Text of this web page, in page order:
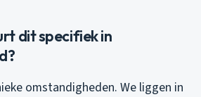
dit specifiek in
omstandigheden. We liggen in